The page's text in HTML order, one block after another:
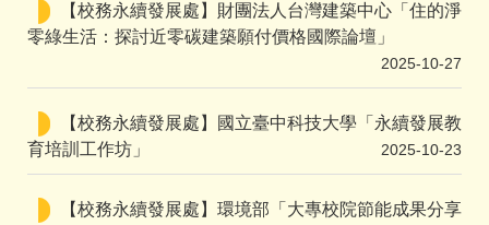
【校務永續發展處】財團法人台灣建築中心「住的淨
零綠生活：探討近零碳建築願付價格國際論壇」
2025-10-27
【校務永續發展處】國立臺中科技大學「永續發展教
育培訓工作坊」
2025-10-23
【校務永續發展處】環境部「大專校院節能成果分享